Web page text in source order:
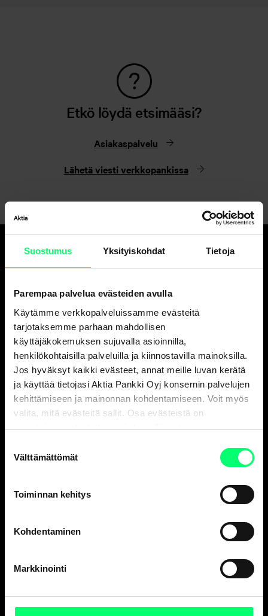
Suostumus Yksityiskohdat Tietoja
Parempaa palvelua evästeiden avulla
Käytämme verkkopalveluissamme evästeitä
tarjotaksemme parhaan mahdollisen
käyttäjäkokemuksen sujuvalla asioinnilla,
henkilökohtaisilla palveluilla ja kiinnostavilla mainoksilla.
Jos hyväksyt kaikki evästeet, annat meille luvan kerätä
ja käyttää tietojasi Aktia Pankki Oyj konsernin palvelujen
kehittämiseen ja mainonnan kohdentamiseen. Voit myös
valita, mitä evästeitä sallit. Osa evästeistä on
sivustojemme luotettavan ja turvallisen toiminnan
valinta
Välttämättömät
Toiminnan kehitys
Kohdentaminen
Markkinointi
Etkö löydä etsimääsi?
Asiakaspalvelu
Lähetä viesti verkkopankissa
Hyvä pankki.
varainhoitaja.
Asiakaspalvelu
Henkilöasiakkaat
ark. 8-18
010 247 010
Yritysasiakkaat
ark. 9-16
010 247 8300
Aktia Finnair Visa asiakaspalvelu
+358 800 0 2477